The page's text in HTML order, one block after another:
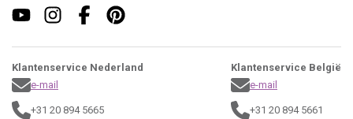
Klantenservice Nederland
e-mail
+31 20 894 5665
Klantenservice België
e-mail
+31 20 894 5661